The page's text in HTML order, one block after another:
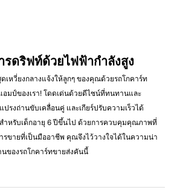
รดริฟท์ด้วยไฟฟ้ากำลังสูง
หวี่ยงกลางแจ้งให้ลูกๆ ของคุณด้วยรถโกคาร์ท
มป์ของเรา! โดดเด่นด้วยดีไซน์ที่ทนทานและ
รงถ่านขับเคลื่อนคู่ และเกียร์ปรับความเร็วได้
ำหรับเด็กอายุ 6 ปีขึ้นไป ด้วยการควบคุมคุณภาพที่
รขายที่เป็นมืออาชีพ คุณจึงไว้วางใจได้ในความน่า
ของรถโกคาร์ทขายส่งคันนี้